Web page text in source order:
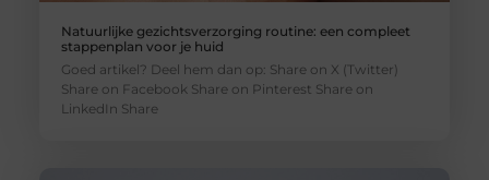
Natuurlijke gezichtsverzorging routine: een compleet
stappenplan voor je huid
Goed artikel? Deel hem dan op: Share on X (Twitter)
Share on Facebook Share on Pinterest Share on
LinkedIn Share